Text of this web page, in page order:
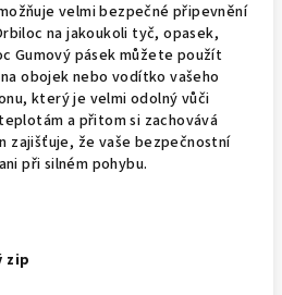
velmi bezpečné připevnění
na jakoukoli tyč, opasek,
Gumový pásek můžete použít
obojek nebo vodítko vašeho
který je velmi odolný vůči
a přitom si zachovává
zajišťuje, že vaše bezpečnostní
při silném pohybu.
zip